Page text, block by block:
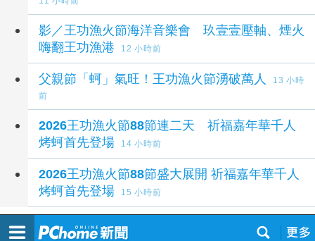
影／王功漁火節海洋音樂會 玖壹壹壓軸、煙火
嗨翻王功漁港
12 小時前
父親節「蚵」氣旺！王功漁火節湧破萬人
13 小時
前
2026王功漁火節88節連二天 祈福嘉年華千人
烤蚵首先登場
14 小時前
2026王功漁火節88節盛大展開 祈福嘉年華千人
烤蚵首先登場
15 小時前